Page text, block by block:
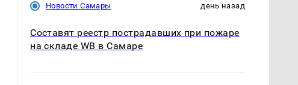
Новости Самары день назад
Составят реестр пострадавших при пожаре
на складе WB в Самаре